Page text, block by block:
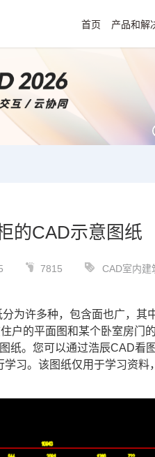
首页 产品和解
的CAD示意图纸
7815 CAD室内建
为许多种，包含面也广，其
户的平面图和某个卧室房门
纸。您可以通过浩辰CAD看
学习。该图纸仅用于学习资料